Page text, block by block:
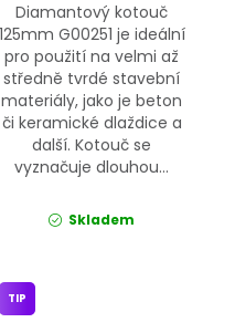
Diamantový kotouč
125mm G00251 je ideální
pro použití na velmi až
středně tvrdé stavební
materiály, jako je beton
či keramické dlaždice a
další. Kotouč se
vyznačuje dlouhou...
Skladem
TIP